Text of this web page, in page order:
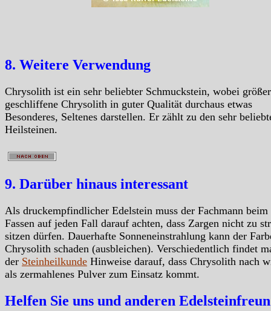
8. Weitere Verwendung
Chrysolith ist ein sehr beliebter Schmuckstein, wobei
geschliffene Chrysolith in guter Qualität durchaus etwas
Besonderes, Seltenes darstellen. Er zählt zu den sehr
Heilsteinen.
9. Darüber hinaus interessant
Als druckempfindlicher Edelstein muss der Fachmann beim
Fassen auf jeden Fall darauf achten, dass Zargen nicht zu
sitzen dürfen. Dauerhafte Sonneneinstrahlung kann der
Chrysolith schaden (ausbleichen). Verschiedentlich findet
der Steinheilkunde Hinweise darauf, dass Chrysolith nach
als zermahlenes Pulver zum Einsatz kommt.
Helfen Sie uns und anderen